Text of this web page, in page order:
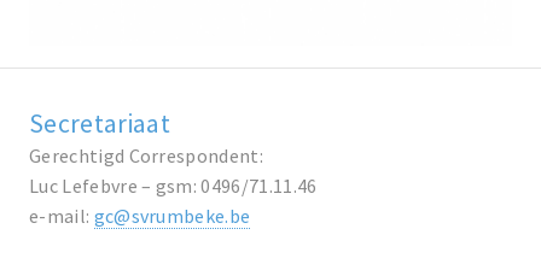
Secretariaat
Gerechtigd Correspondent:
Luc Lefebvre – gsm: 0496/71.11.46
e-mail: gc@svrumbeke.be